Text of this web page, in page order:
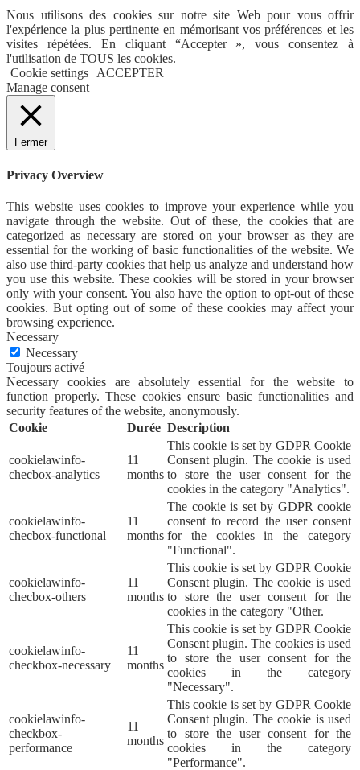
Nous utilisons des cookies sur notre site Web pour vous offrir
l'expérience la plus pertinente en mémorisant vos préférences et les
visites répétées. En cliquant “Accepter », vous consentez à
l'utilisation de TOUS les cookies.
Cookie settings ACCEPTER
Manage consent
Fermer
Privacy Overview
This website uses cookies to improve your experience while you
navigate through the website. Out of these, the cookies that are
categorized as necessary are stored on your browser as they are
essential for the working of basic functionalities of the website. We
also use third-party cookies that help us analyze and understand how
you use this website. These cookies will be stored in your browser
only with your consent. You also have the option to opt-out of these
cookies. But opting out of some of these cookies may affect your
browsing experience.
Necessary
Necessary
Toujours activé
Necessary cookies are absolutely essential for the website to
function properly. These cookies ensure basic functionalities and
security features of the website, anonymously.
Cookie
Durée Description
cookielawinfo-
checbox-analytics
11
months
This cookie is set by GDPR Cookie
Consent plugin. The cookie is used
to store the user consent for the
cookies in the category "Analytics".
cookielawinfo-
checbox-functional
11
months
The cookie is set by GDPR cookie
consent to record the user consent
for the cookies in the category
"Functional".
cookielawinfo-
checbox-others
11
months
This cookie is set by GDPR Cookie
Consent plugin. The cookie is used
to store the user consent for the
cookies in the category "Other.
cookielawinfo-
checkbox-necessary
11
months
This cookie is set by GDPR Cookie
Consent plugin. The cookies is used
to store the user consent for the
cookies in the category
"Necessary".
cookielawinfo-
checkbox-
performance
11
months
This cookie is set by GDPR Cookie
Consent plugin. The cookie is used
to store the user consent for the
cookies in the category
"Performance".